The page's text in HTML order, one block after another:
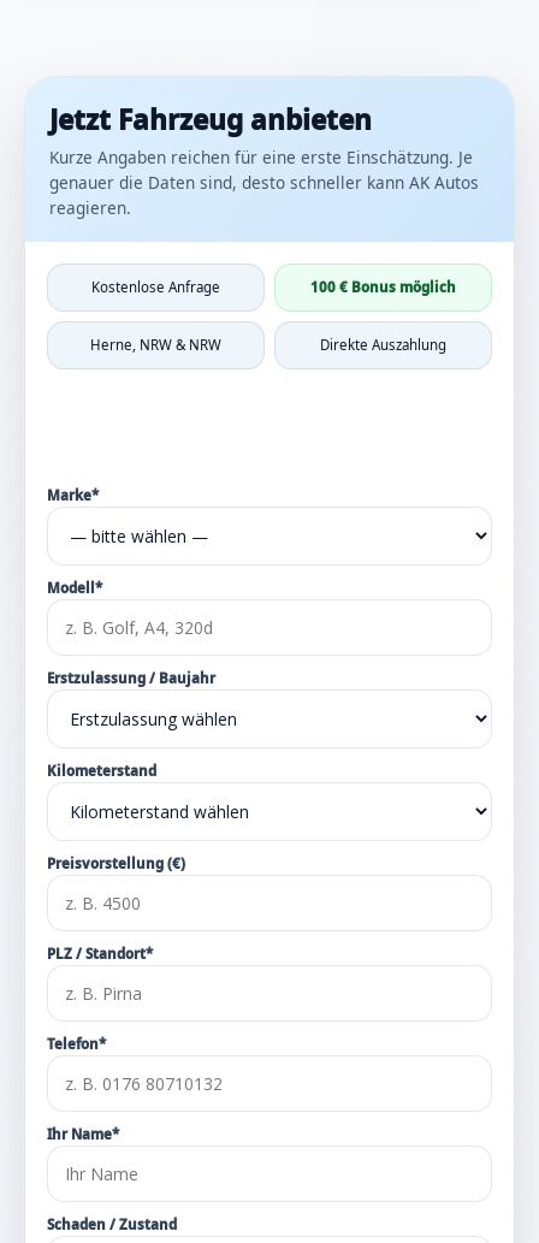
Jetzt Fahrzeug anbieten
Kurze Angaben reichen für eine erste Einschätzung. Je
genauer die Daten sind, desto schneller kann AK Autos
reagieren.
Kostenlose Anfrage 100 € Bonus möglich
Herne, NRW & NRW Direkte Auszahlung
Marke*
Modell*
Erstzulassung / Baujahr
Kilometerstand
Preisvorstellung (€)
PLZ / Standort*
Telefon*
Ihr Name*
Schaden / Zustand